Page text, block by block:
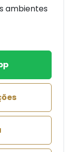
ambientes